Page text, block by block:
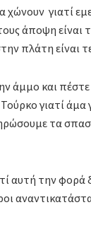
γιατί
άποψη είναι
πλάτη είναι
άμμο και
γιατί
τα
την φορά